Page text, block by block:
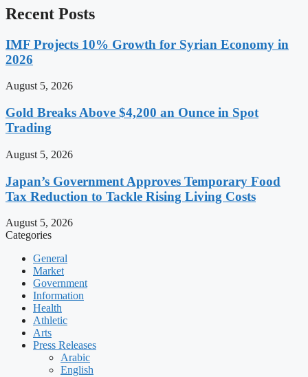
Recent Posts
IMF Projects 10% Growth for Syrian Economy in
2026
August 5, 2026
Gold Breaks Above $4,200 an Ounce in Spot
Trading
August 5, 2026
Japan’s Government Approves Temporary Food
Tax Reduction to Tackle Rising Living Costs
August 5, 2026
Categories
General
Market
Government
Information
Health
Athletic
Arts
Press Releases
Arabic
English